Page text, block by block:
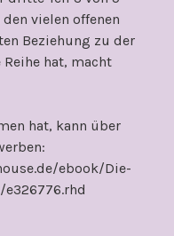
vielen offenen
Beziehung zu der
hat, macht
hat, kann über
ebook/Die-